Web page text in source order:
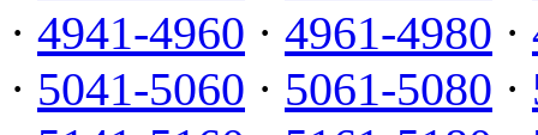
· 4941-4960 · 4961-4980 ·
· 5041-5060 · 5061-5080 ·